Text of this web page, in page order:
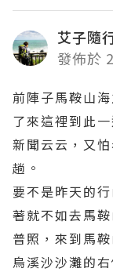
艾子隨
發佈於
前陣子馬鞍山
了來這裡到此
新聞云云，又
趟。
要不是昨天的
著就不如去馬
普照，來到馬
烏溪沙沙灘的